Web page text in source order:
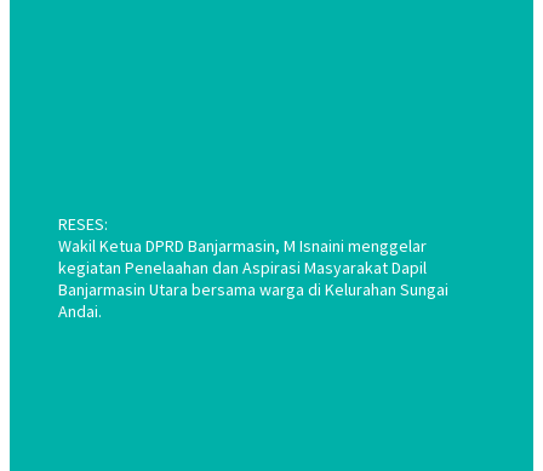
RESES:
Wakil Ketua DPRD Banjarmasin, M Isnaini menggelar
kegiatan Penelaahan dan Aspirasi Masyarakat Dapil
Banjarmasin Utara bersama warga di Kelurahan Sungai
Andai.